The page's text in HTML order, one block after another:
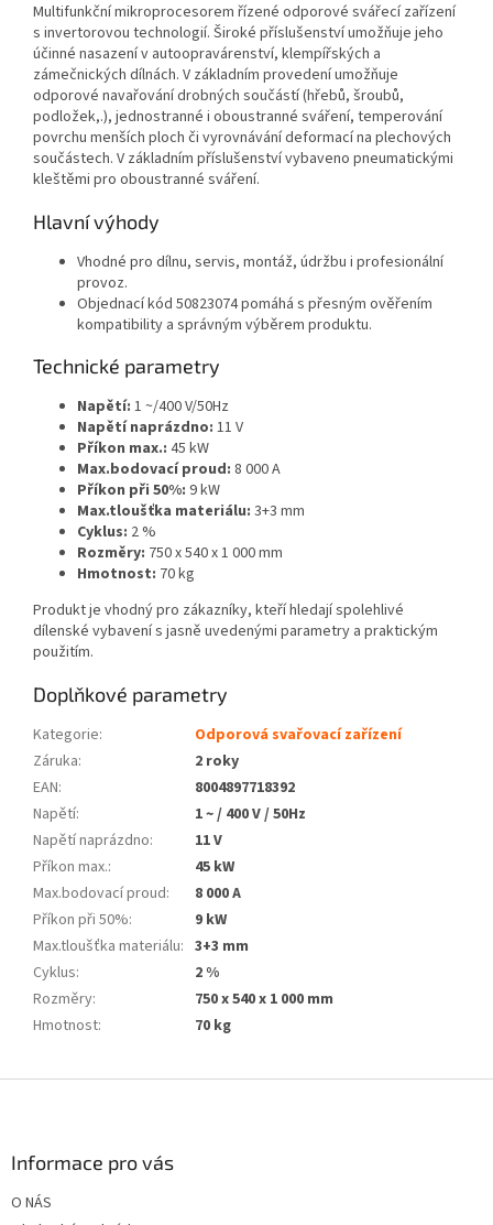
Multifunkční mikroprocesorem řízené odporové svářecí zařízení
s invertorovou technologií. Široké příslušenství umožňuje jeho
účinné nasazení v autoopravárenství, klempířských a
zámečnických dílnách. V základním provedení umožňuje
odporové navařování drobných součástí (hřebů, šroubů,
podložek,.), jednostranné i oboustranné sváření, temperování
povrchu menších ploch či vyrovnávání deformací na plechových
součástech. V základním příslušenství vybaveno pneumatickými
kleštěmi pro oboustranné sváření.
Hlavní výhody
Vhodné pro dílnu, servis, montáž, údržbu i profesionální
provoz.
Objednací kód 50823074 pomáhá s přesným ověřením
kompatibility a správným výběrem produktu.
Technické parametry
Napětí: 1 ~/400 V/50Hz
Napětí naprázdno: 11 V
Příkon max.: 45 kW
Max.bodovací proud: 8 000 A
Příkon při 50%: 9 kW
Max.tloušťka materiálu: 3+3 mm
Cyklus: 2 %
Rozměry: 750 x 540 x 1 000 mm
Hmotnost: 70 kg
Produkt je vhodný pro zákazníky, kteří hledají spolehlivé
dílenské vybavení s jasně uvedenými parametry a praktickým
použitím.
Doplňkové parametry
Kategorie:
Odporová svařovací zařízení
Záruka:
2 roky
EAN:
8004897718392
Napětí:
1 ~ / 400 V / 50Hz
Napětí naprázdno:
11 V
Příkon max.:
45 kW
Max.bodovací proud:
8 000 A
Příkon při 50%:
9 kW
Max.tloušťka materiálu: 3+3 mm
Cyklus:
2 %
Rozměry:
750 x 540 x 1 000 mm
Hmotnost: 70 kg
Informace pro vás
O NÁS